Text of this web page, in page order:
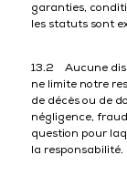
garanties,
les statuts sont
13.2 Aucune
ne limite notre
de décès ou de
négligence,
question pour
la responsabilité.